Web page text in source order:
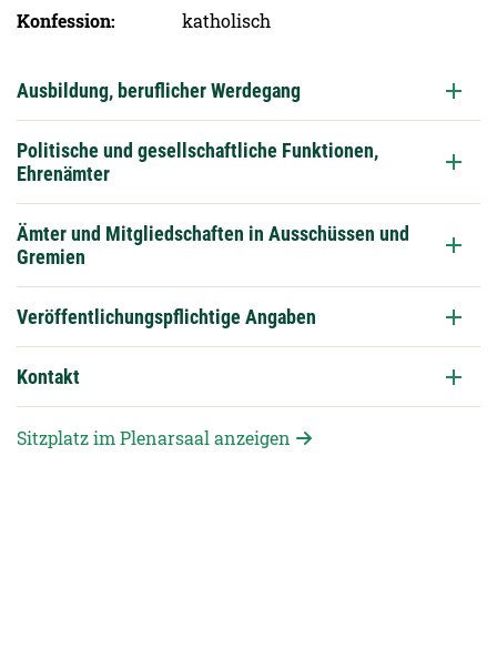
Konfession
katholisch
Ausbildung, beruflicher Werdegang
Politische und gesellschaftliche Funktionen,
Ehrenämter
Ämter und Mitgliedschaften in Ausschüssen und
Gremien
Veröffentlichungspflichtige Angaben
Kontakt
Sitzplatz im Plenarsaal anzeigen